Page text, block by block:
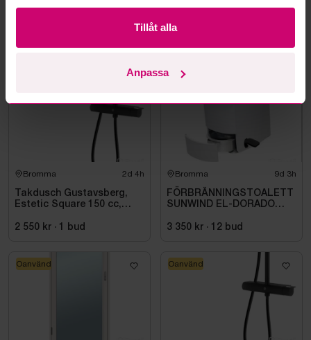
Tillåt alla
Anpassa
Bromma 2d 4h
Takdusch Gustavsberg,
Estetic Square 150 cc,
2 550 kr · 1 bud
Bromma 9d 3h
FÖRBRÄNNINGSTOALETT
SUNWIND EL-DORADO
3 350 kr · 12 bud
Oanvänd Oanvänd